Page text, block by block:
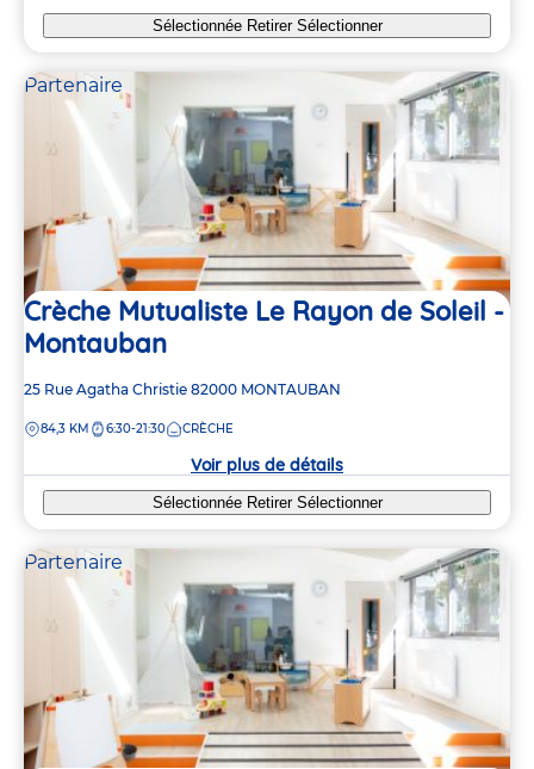
Sélectionnée Retirer Sélectionner
Partenaire
Crèche Mutualiste Le Rayon de Soleil -
Montauban
Adresse
la
25 Rue Agatha Christie 82000 MONTAUBAN
DISTANCE
84,3 KM 6:30-21:30 CRÈCHE
Voir plus de détails
Sélectionnée Retirer Sélectionner
Partenaire